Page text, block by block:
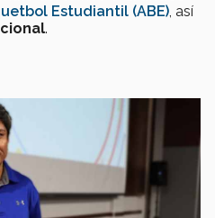
Estudiantil (ABE), así
.